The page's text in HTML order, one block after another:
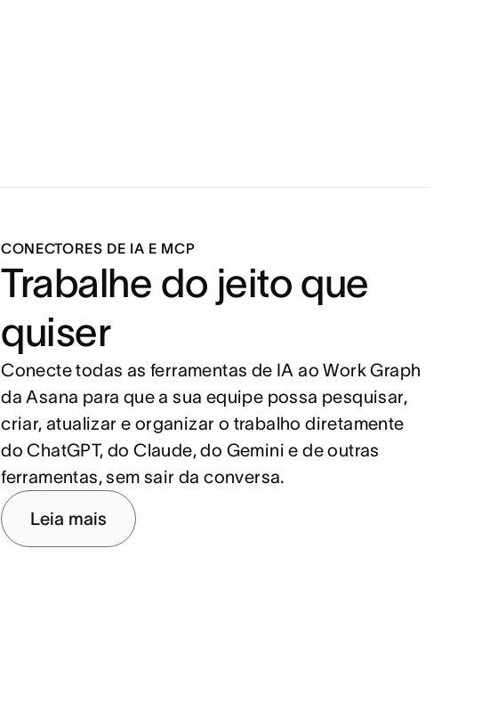
CONECTORES DE IA E MCP
Trabalhe do jeito que
quiser
Conecte todas as ferramentas de IA ao Work Graph
da Asana para que a sua equipe possa pesquisar,
criar, atualizar e organizar o trabalho diretamente
do ChatGPT, do Claude, do Gemini e de outras
ferramentas, sem sair da conversa.
Leia mais